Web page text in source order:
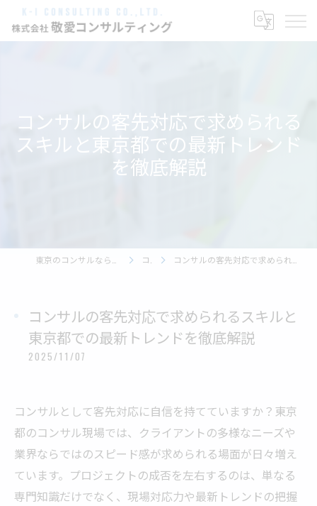
コンサルの客先対応で求められる
スキルと東京都での最新トレンド
を徹底解説
コラム コンサルの客先対応で求められるスキルと東京都での最新トレンドを徹底解説
コンサルの客先対応で求められるスキルと
東京都での最新トレンドを徹底解説
2025/11/07
コンサルとして客先対応に自信を持てていますか？東京
都のコンサル現場では、クライアントの多様なニーズや
業界ならではのスピード感が求められる場面が日々増え
ています。プロジェクトの成否を左右するのは、単なる
専門知識だけでなく、現場対応力や最新トレンドの把握